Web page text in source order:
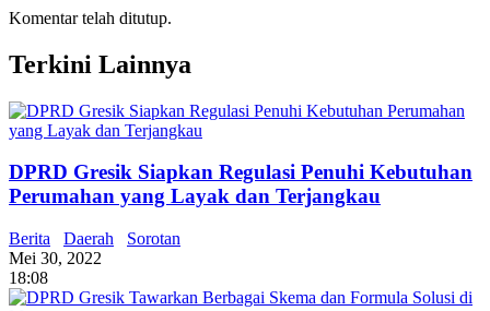
Komentar telah ditutup.
Terkini Lainnya
DPRD Gresik Siapkan Regulasi Penuhi Kebutuhan
Perumahan yang Layak dan Terjangkau
Berita Daerah
Sorotan
Mei 30, 2022
18:08